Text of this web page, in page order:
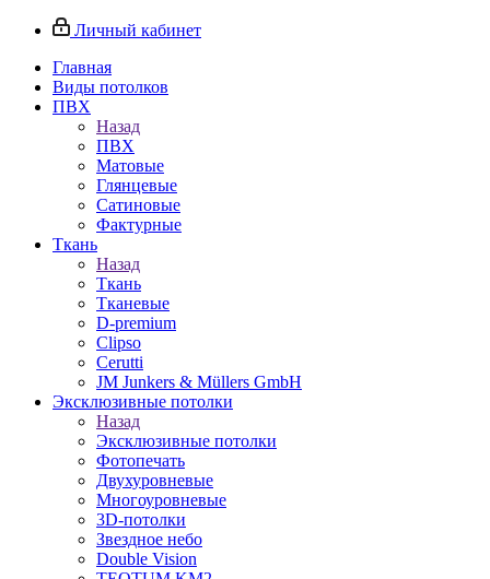
Личный кабинет
Главная
Виды потолков
ПВХ
Назад
ПВХ
Матовые
Глянцевые
Сатиновые
Фактурные
Ткань
Назад
Ткань
Тканевые
D-premium
Clipso
Cerutti
JM Junkers & Müllers GmbH
Эксклюзивные потолки
Назад
Эксклюзивные потолки
Фотопечать
Двухуровневые
Многоуровневые
3D-потолки
Звездное небо
Double Vision